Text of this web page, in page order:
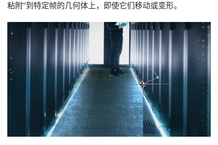
粘附”到特定帧的几何体上，即使它们移动或变形。